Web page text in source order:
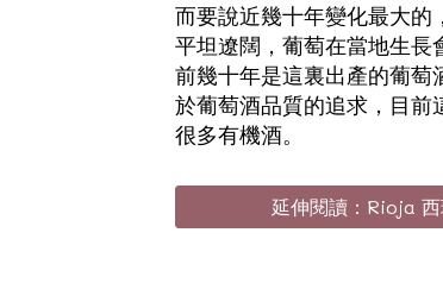
而要說近幾十年變化最大的
平坦遼闊，葡萄在當地生長
前幾十年是這裏出產的葡
於葡萄酒品質的追求，目前
很多有機酒。
延伸閱讀：Rioja